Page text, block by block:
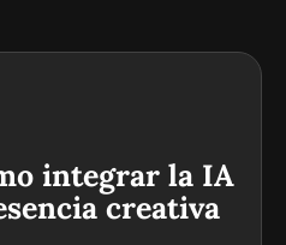
integrar la IA
creativa